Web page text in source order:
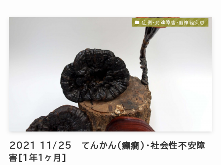
症例-発達障害・脳神経疾患
2021 11/25 てんかん(癲癇)・社会性不安障
害[1年1ヶ月]